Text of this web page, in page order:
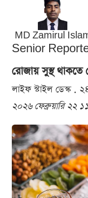
MD Zamirul
Senior
রোজায় সুস্থ থাকতে
লাইফ স্টাইল ডেস্ক .
২০২৬ ফেব্রুয়ারি ২২